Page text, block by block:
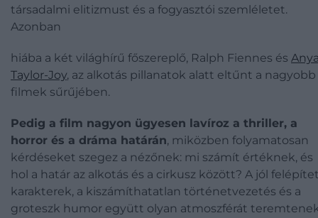
társadalmi elitizmust és a fogyasztói szemléletet.
Azonban
hiába a két világhírű főszereplő, Ralph Fiennes és
Taylor-Joy, az alkotás pillanatok alatt eltűnt a nagyobb
filmek sűrűjében.
Pedig a film nagyon ügyesen lavíroz a thriller, a
horror és a dráma határán, miközben folyamatosan
kérdéseket szegez a nézőnek: mi számít értéknek, és
hol a határ az alkotás és a cirkusz között? A jól
karakterek, a kiszámíthatatlan történetvezetés és a
groteszk humor együtt olyan atmoszférát